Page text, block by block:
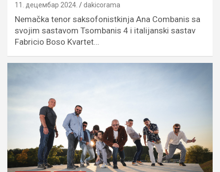
11. децембар 2024. dakicorama
Nemačka tenor saksofonistkinja Ana Combanis sa
svojim sastavom Tsombanis 4 i italijanski sastav
Fabricio Boso Kvartet…